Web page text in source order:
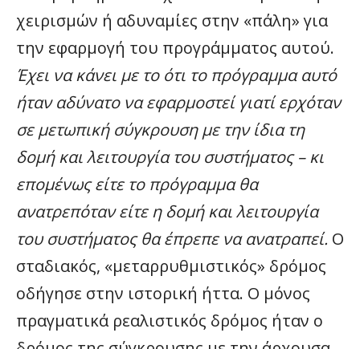
χειρισμών ή αδυναμίες στην «πάλη» για
την εφαρμογή του προγράμματος αυτού.
Έχει να κάνει με το ότι το πρόγραμμα αυτό
ήταν αδύνατο να εφαρμοστεί γιατί ερχόταν
σε μετωπική σύγκρουση με την ίδια τη
δομή και λειτουργία του συστήματος – κι
επομένως είτε το πρόγραμμα θα
ανατρεπόταν είτε η δομή και λειτουργία
του συστήματος θα έπρεπε να ανατραπεί. Ο
σταδιακός, «μεταρρυθμιστικός» δρόμος
οδήγησε στην ιστορική ήττα. Ο μόνος
πραγματικά ρεαλιστικός δρόμος ήταν ο